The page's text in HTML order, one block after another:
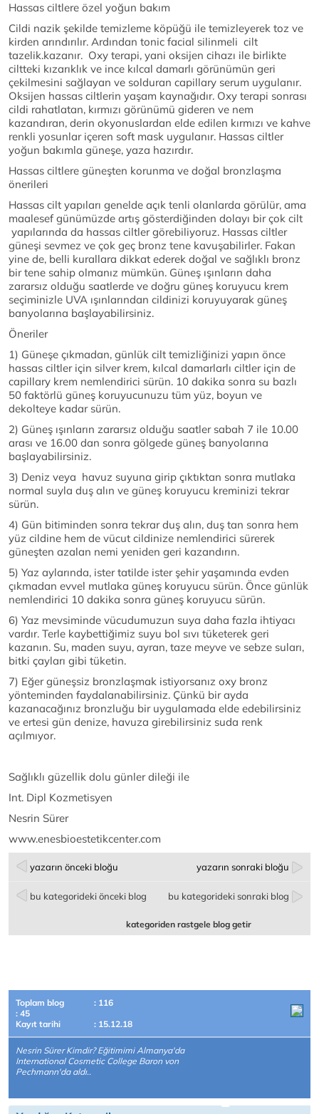
Hassas ciltlere özel yoğun bakım
Cildi nazik şekilde temizleme köpüğü ile temizleyerek toz ve
kirden arındırılır. Ardından tonic facial silinmeli cilt
tazelik.kazanır. Oxy terapi, yani oksijen cihazı ile birlikte
ciltteki kızarıklık ve ince kılcal damarlı görünümün geri
çekilmesini sağlayan ve solduran capillary serum uygulanır.
Oksijen hassas ciltlerin yaşam kaynağıdır. Oxy terapi sonrası
cildi rahatlatan, kırmızı görünümü gideren ve nem
kazandıran, derin okyonuslardan elde edilen kırmızı ve kahve
renkli yosunlar içeren soft mask uygulanır. Hassas ciltler
yoğun bakımla güneşe, yaza hazırdır.
Hassas ciltlere güneşten korunma ve doğal bronzlaşma
önerileri
Hassas cilt yapıları genelde açık tenli olanlarda görülür, ama
maalesef günümüzde artış gösterdiğinden dolayı bir çok cilt
yapılarında da hassas ciltler görebiliyoruz. Hassas ciltler
güneşi sevmez ve çok geç bronz tene kavuşabilirler. Fakan
yine de, belli kurallara dikkat ederek doğal ve sağlıklı bronz
bir tene sahip olmanız mümkün. Güneş ışınların daha
zararsız olduğu saatlerde ve doğru güneş koruyucu krem
seçiminizle UVA ışınlarından cildinizi koruyuyarak güneş
banyolarına başlayabilirsiniz.
Öneriler
1) Güneşe çıkmadan, günlük cilt temizliğinizi yapın önce
hassas ciltler için silver krem, kılcal damarlarlı ciltler için de
capillary krem nemlendirici sürün. 10 dakika sonra su bazlı
50 faktörlü güneş koruyucunuzu tüm yüz, boyun ve
dekolteye kadar sürün.
2) Güneş ışınların zararsız olduğu saatler sabah 7 ile 10.00
arası ve 16.00 dan sonra gölgede güneş banyolarına
başlayabilirsiniz.
3) Deniz veya havuz suyuna girip çıktıktan sonra mutlaka
normal suyla duş alın ve güneş koruyucu kreminizi tekrar
sürün.
4) Gün bitiminden sonra tekrar duş alın, duş tan sonra hem
yüz cildine hem de vücut cildinize nemlendirici sürerek
güneşten azalan nemi yeniden geri kazandırın.
5) Yaz aylarında, ister tatilde ister şehir yaşamında evden
çıkmadan evvel mutlaka güneş koruyucu sürün. Önce günlük
nemlendirici 10 dakika sonra güneş koruyucu sürün.
6) Yaz mevsiminde vücudumuzun suya daha fazla ihtiyacı
vardır. Terle kaybettiğimiz suyu bol sıvı tüketerek geri
kazanın. Su, maden suyu, ayran, taze meyve ve sebze suları,
bitki çayları gibi tüketin.
7) Eğer güneşsiz bronzlaşmak istiyorsanız oxy bronz
yönteminden faydalanabilirsiniz. Çünkü bir ayda
kazanacağınız bronzluğu bir uygulamada elde edebilirsiniz
ve ertesi gün denize, havuza girebilirsiniz suda renk
açılmıyor.
Sağlıklı güzellik dolu günler dileği ile
Int. Dipl Kozmetisyen
Nesrin Sürer
www.enesbioestetikcenter.com
yazarın önceki bloğu yazarın sonraki bloğu
bu kategorideki önceki blog bu kategorideki sonraki blog
kategoriden rastgele blog getir
Toplam blog
: 116
: 45
Kayıt tarihi
: 15.12.18
Nesrin Sürer Kimdir? Eğitimimi Almanya'da
International Cosmetic College Baron von
Pechmann'da aldı..